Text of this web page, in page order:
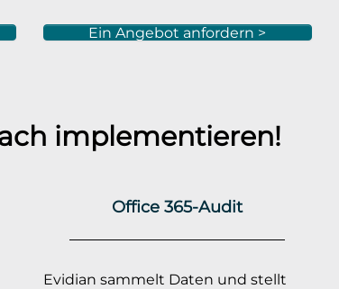
Ein Angebot anfordern >
implementieren!
Office 365-Audit
Evidian sammelt Daten und stellt